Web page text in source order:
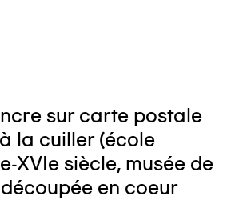
sur carte postale
la cuiller (école
XVIe siècle, musée de
en coeur